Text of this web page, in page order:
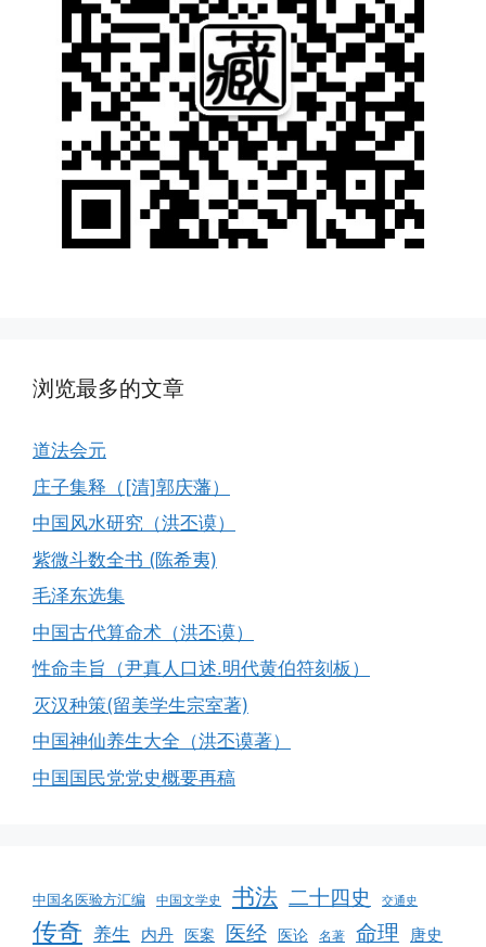
浏览最多的文章
道法会元
庄子集释（[清]郭庆藩）
中国风水研究（洪丕谟）
紫微斗数全书 (陈希夷)
毛泽东选集
中国古代算命术（洪丕谟）
性命圭旨（尹真人口述.明代黄伯符刻板）
灭汉种策(留美学生宗室著)
中国神仙养生大全（洪丕谟著）
中国国民党党史概要再稿
中国名医验方汇编 中国文学史 书法 二十四史 交通史
传奇 养生 内丹 医案 医经 医论 名著 命理 唐史